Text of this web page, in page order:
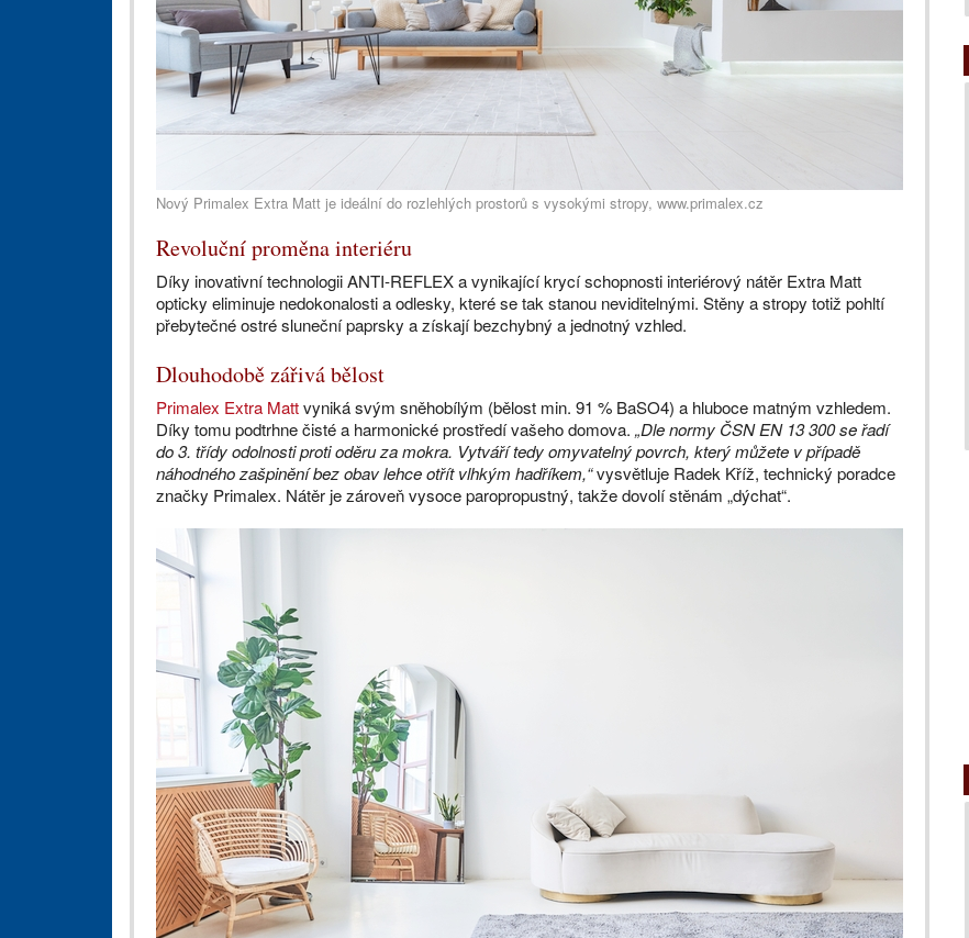
Nový Primalex Extra Matt je ideální do rozlehlých prostorů s vysokými stropy, www.primalex.cz
Revoluční proměna interiéru
Díky inovativní technologii ANTI-REFLEX a vynikající krycí schopnosti interiérový nátěr Extra Matt
opticky eliminuje nedokonalosti a odlesky, které se tak stanou neviditelnými. Stěny a stropy totiž pohltí
přebytečné ostré sluneční paprsky a získají bezchybný a jednotný vzhled.
Dlouhodobě zářivá bělost
Primalex Extra Mattvyniká svým sněhobílým (bělost min. 91 % BaSO4) a hluboce matným vzhledem.
Díky tomu podtrhne čisté a harmonické prostředí vašeho domova. „Dle normy ČSN EN 13 300 se řadí
do 3. třídy odolnosti proti oděru za mokra. Vytváří tedy omyvatelný povrch, který můžete v případě
náhodného zašpinění bez obav lehce otřít vlhkým hadříkem,“vysvětluje Radek Kříž, technický poradce
značky Primalex. Nátěr je zároveň vysoce paropropustný, takže dovolí stěnám „dýchat“.